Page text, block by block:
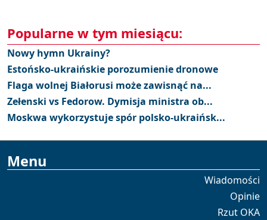
Popularne w tym miesiącu:
Nowy hymn Ukrainy?
Estońsko-ukraińskie porozumienie dronowe
Flaga wolnej Białorusi może zawisnąć na...
Zełenski vs Fedorow. Dymisja ministra ob...
Moskwa wykorzystuje spór polsko-ukraińsk...
Menu
Wiadomości
Opinie
Rzut OKA